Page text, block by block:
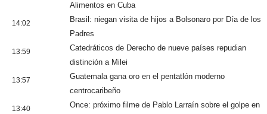
Alimentos en Cuba
14:02
Brasil: niegan visita de hijos a Bolsonaro por Día de los
Padres
13:59
Catedráticos de Derecho de nueve países repudian
distinción a Milei
13:57
Guatemala gana oro en el pentatlón moderno
centrocaribeño
13:40
Once: próximo filme de Pablo Larraín sobre el golpe en